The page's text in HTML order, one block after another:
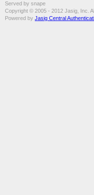
Served by snape
Copyright © 2005 - 2012 Jasig, Inc.
Powered by Jasig Central